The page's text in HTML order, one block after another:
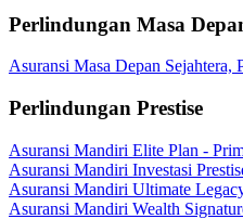
Perlindungan Masa
Asuransi Masa Depan Sejahtera,
Perlindungan Prestise
Asuransi Mandiri Elite Plan -
Asuransi Mandiri Investasi
Asuransi Mandiri Ultimate
Asuransi Mandiri Wealth